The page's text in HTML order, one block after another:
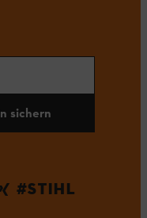
sichern
#STIHL